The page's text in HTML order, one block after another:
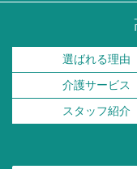
選ばれる理由
介護サービス
スタッフ紹介